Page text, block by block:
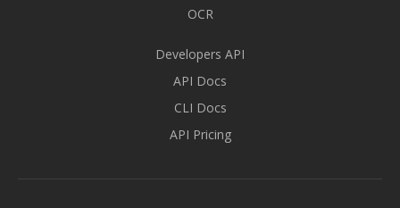
OCR
Developers API
API Docs
CLI Docs
API Pricing